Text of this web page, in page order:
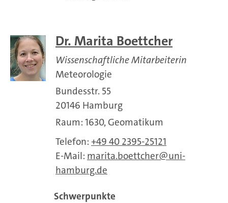
Dr. Marita Boettcher
Wissenschaftliche Mitarbeiterin
Meteorologie
Bundesstr. 55
20146 Hamburg
Raum: 1630, Geomatikum
Telefon: +49 40 2395-25121
E-Mail: marita.boettcher
uni-
hamburg.de
Schwerpunkte